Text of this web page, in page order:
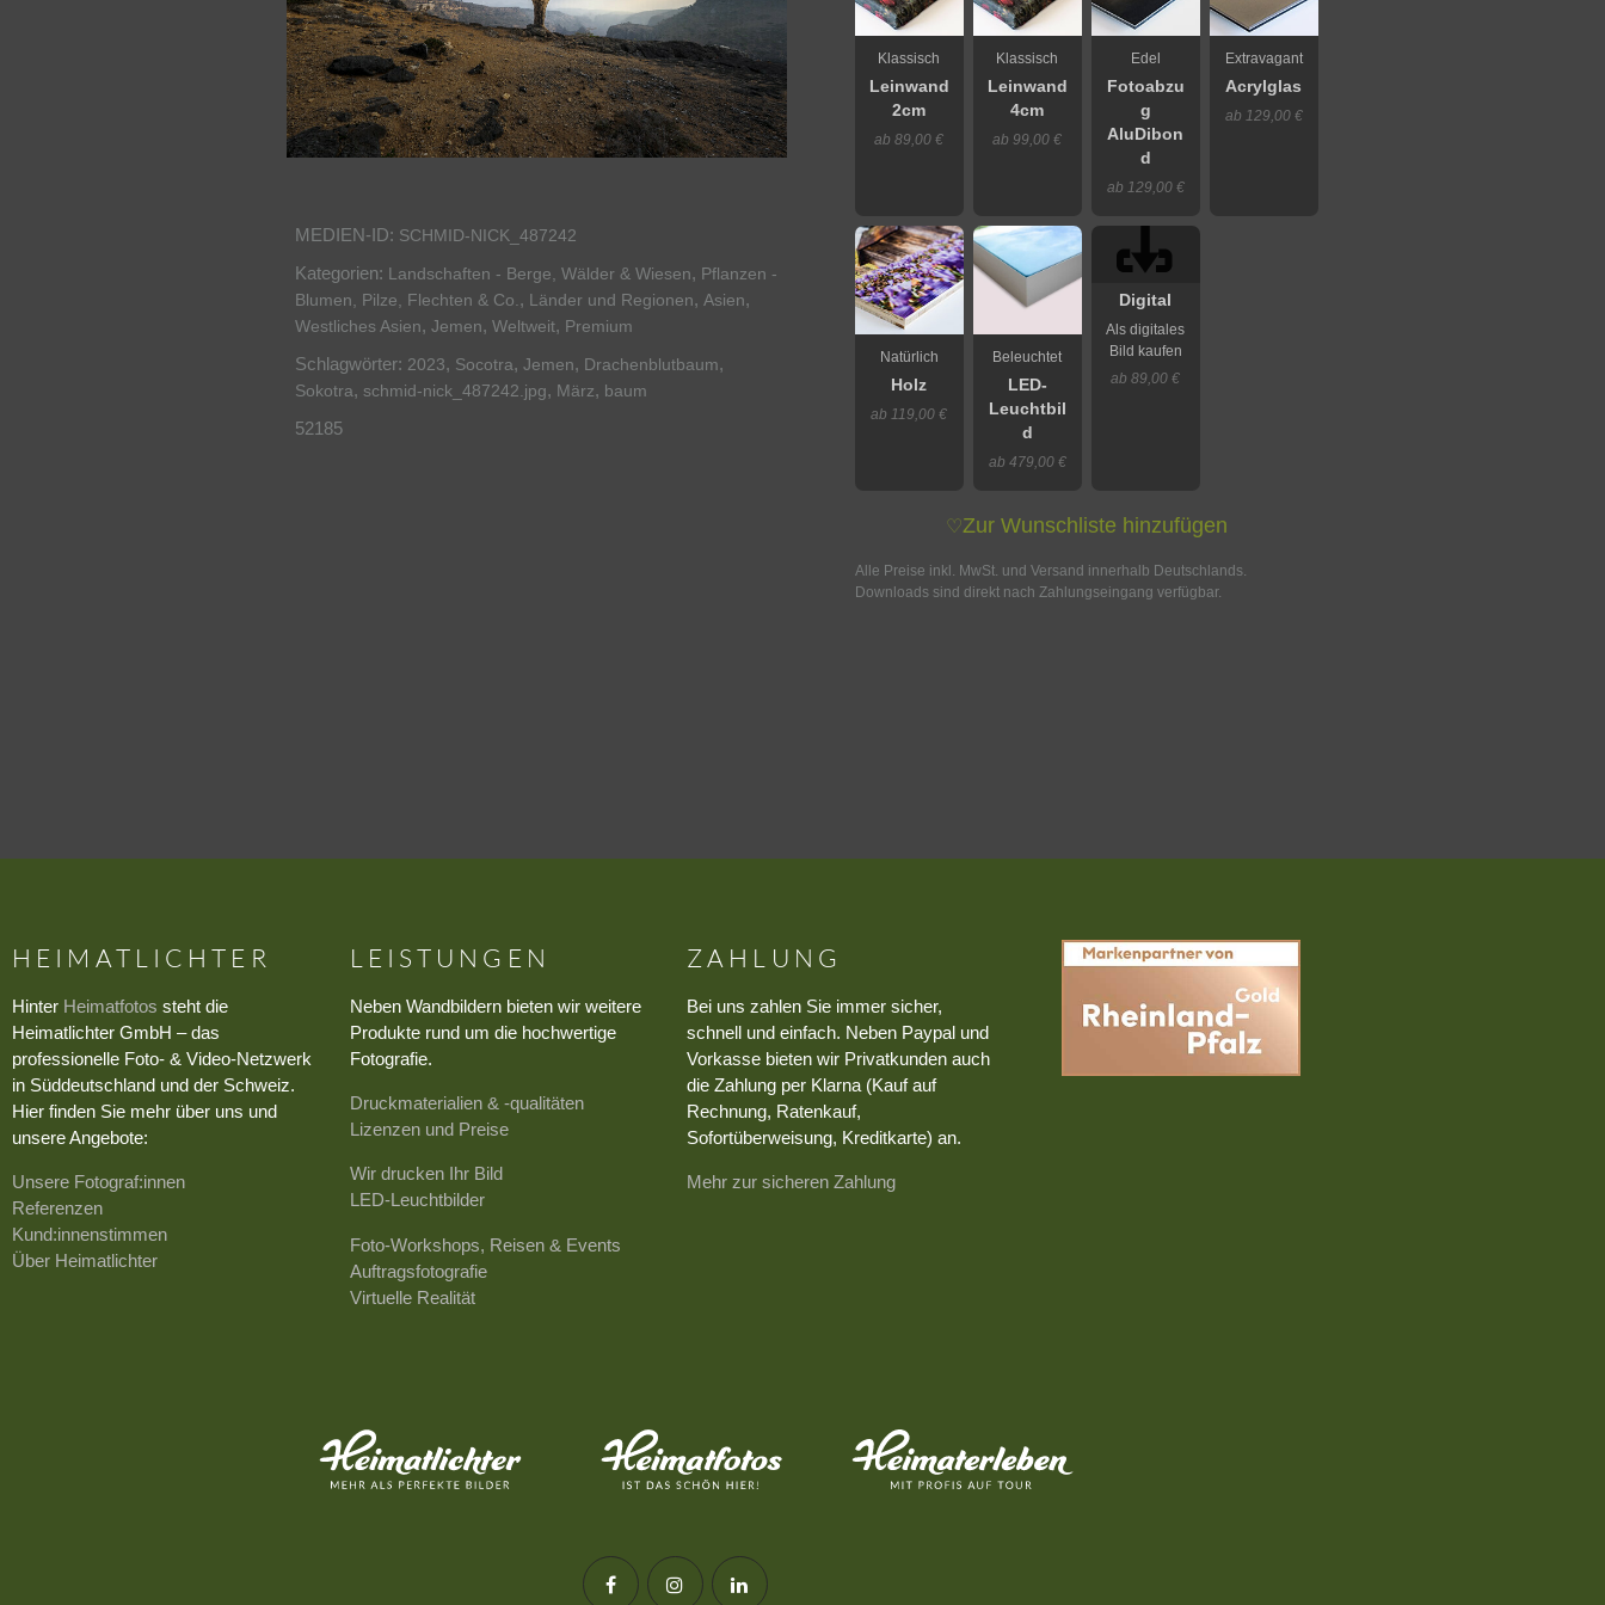
MEDIEN-ID: SCHMID-NICK_487242
Kategorien: Landschaften - Berge, Wälder & Wiesen, Pflanzen -
Blumen, Pilze, Flechten & Co., Länder und Regionen, Asien,
Westliches Asien, Jemen, Weltweit, Premium
Schlagwörter: 2023, Socotra, Jemen, Drachenblutbaum,
Sokotra, schmid-nick_487242.jpg, März, baum
52185
Klassisch
Leinwand
2cm
ab 89,00 €
Klassisch
Leinwand
4cm
ab 99,00 €
Edel
Fotoabzu
g
AluDibon
d
ab 129,00 €
Extravagant
Acrylglas
ab 129,00 €
Natürlich
Holz
ab 119,00 €
Beleuchtet
LED-
Leuchtbil
d
ab 479,00 €
Digital
Als digitales
Bild kaufen
ab 89,00 €
♡Zur Wunschliste hinzufügen
Alle Preise inkl. MwSt. und Versand innerhalb Deutschlands.
Downloads sind direkt nach Zahlungseingang verfügbar.
HEIMATLICHTER
Hinter Heimatfotos steht die
Heimatlichter GmbH – das
professionelle Foto- & Video-Netzwerk
in Süddeutschland und der Schweiz.
Hier finden Sie mehr über uns und
unsere Angebote:
Unsere Fotograf:innen
Referenzen
Kund:innenstimmen
Über Heimatlichter
LEISTUNGEN
Neben Wandbildern bieten wir weitere
Produkte rund um die hochwertige
Fotografie.
Druckmaterialien & -qualitäten
Lizenzen und Preise
Wir drucken Ihr Bild
LED-Leuchtbilder
Foto-Workshops, Reisen & Events
Auftragsfotografie
Virtuelle Realität
ZAHLUNG
Bei uns zahlen Sie immer sicher,
schnell und einfach. Neben Paypal und
Vorkasse bieten wir Privatkunden auch
die Zahlung per Klarna (Kauf auf
Rechnung, Ratenkauf,
Sofortüberweisung, Kreditkarte) an.
Mehr zur sicheren Zahlung